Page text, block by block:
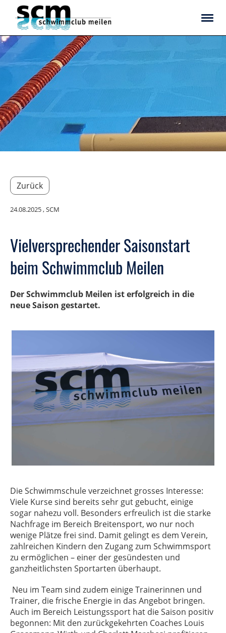
Zurück
24.08.2025, SCM
Vielversprechender Saisonstart
beim Schwimmclub Meilen
Der Schwimmclub Meilen ist erfolgreich in die
neue Saison gestartet.
Die Schwimmschule verzeichnet grosses Interesse:
Viele Kurse sind bereits sehr gut gebucht, einige
sogar nahezu voll. Besonders erfreulich ist die starke
Nachfrage im Bereich Breitensport, wo nur noch
wenige Plätze frei sind. Damit gelingt es dem Verein,
zahlreichen Kindern den Zugang zum Schwimmsport
zu ermöglichen – einer der gesündesten und
ganzheitlichsten Sportarten überhaupt.
Neu im Team sind zudem einige Trainerinnen und
Trainer, die frische Energie in das Angebot bringen.
Auch im Bereich Leistungssport hat die Saison positiv
begonnen: Mit den zurückgekehrten Coaches Louis